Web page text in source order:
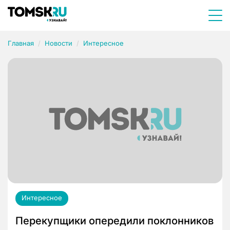
Главная Новости Интересное
Интересное
Перекупщики опередили поклонников